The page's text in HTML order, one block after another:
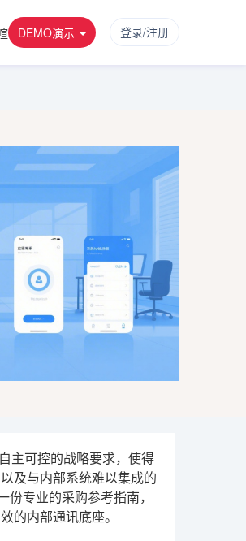
DEMO演示 登录/注册
主可控的战略要求，使得
及与内部系统难以集成的
专业的采购参考指南，
的内部通讯底座。